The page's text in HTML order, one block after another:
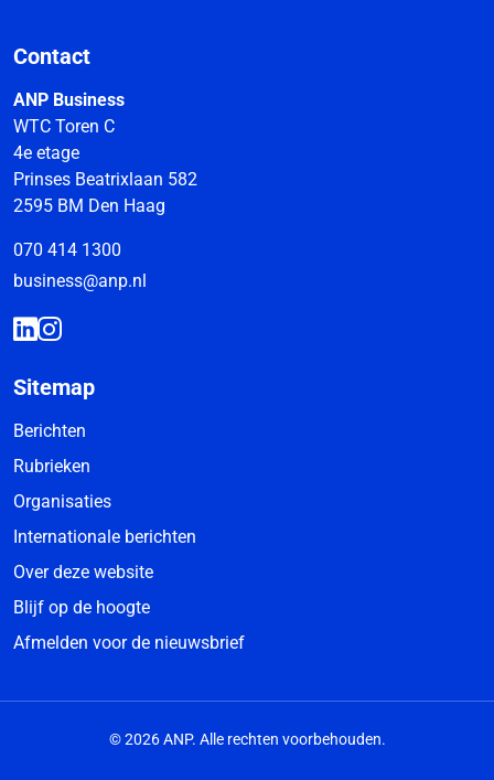
Contact
ANP Business
WTC Toren C
4e etage
Prinses Beatrixlaan 582
2595 BM Den Haag
070 414 1300
business@anp.nl
Sitemap
Berichten
Rubrieken
Organisaties
Internationale berichten
Over deze website
Blijf op de hoogte
Afmelden voor de nieuwsbrief
© 2026 ANP. Alle rechten voorbehouden.